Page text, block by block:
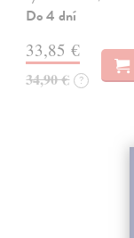
Do 4 dní
33,85 €
34,90 € ?